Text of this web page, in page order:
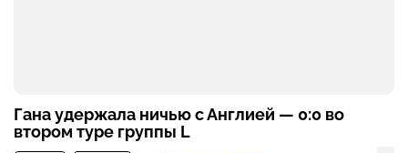
Гана удержала ничью с Англией — 0:0 во
втором туре группы L